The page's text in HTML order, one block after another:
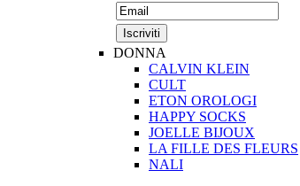
DONNA
CALVIN KLEIN
CULT
ETON OROLOGI
HAPPY SOCKS
JOELLE BIJOUX
LA FILLE DES FLEURS
NALI